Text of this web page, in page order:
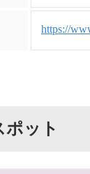
https://
ポット